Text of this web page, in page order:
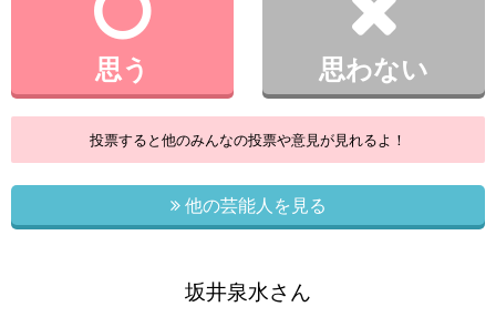
思う 思わない
投票すると他のみんなの投票や意見が見れるよ！
他の芸能人を見る
坂井泉水さん